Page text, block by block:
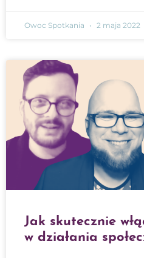
Owoc Spotkania 2 maja 2022
Jak skutecznie
w działania